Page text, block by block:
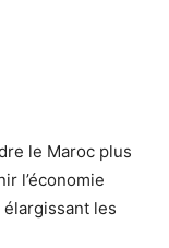
le Maroc plus
l’économie
les